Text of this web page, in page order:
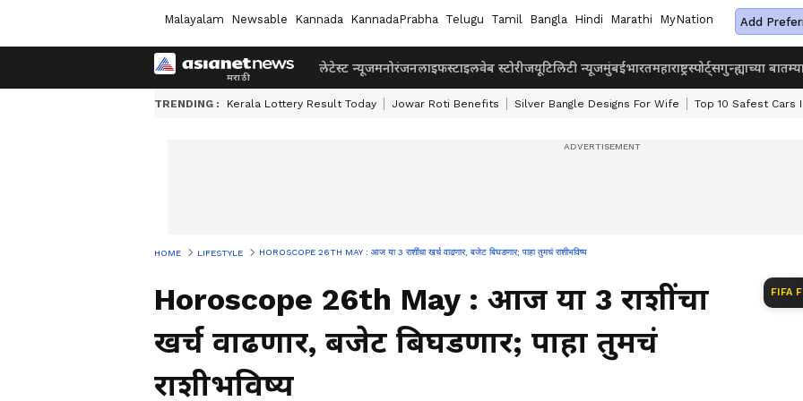
Malayalam Newsable Kannada KannadaPrabha Telugu Tamil Bangla Hindi Marathi MyNation Add
लेटेस्ट न्यूजमनोरंजनलाइफस्टाइलवेब स्टोरीजयूटिलिटी न्यूजमुंबईभारतमहाराष्ट्रस्पोर्ट्सगुन्ह्याच्या
TRENDING : Kerala Lottery Result Today Jowar Roti Benefits Silver Bangle Designs For Wife Top 10 Safest Cars
HOME LIFESTYLE HOROSCOPE 26TH MAY : आज या 3 राशींचा खर्च वाढणार, बजेट बिघडणार; पाहा तुमचं राशीभविष्य
Horoscope 26th May : आज या 3 राशींचा
खर्च वाढणार, बजेट बिघडणार; पाहा तुमचं
राशीभविष्य
FIFA